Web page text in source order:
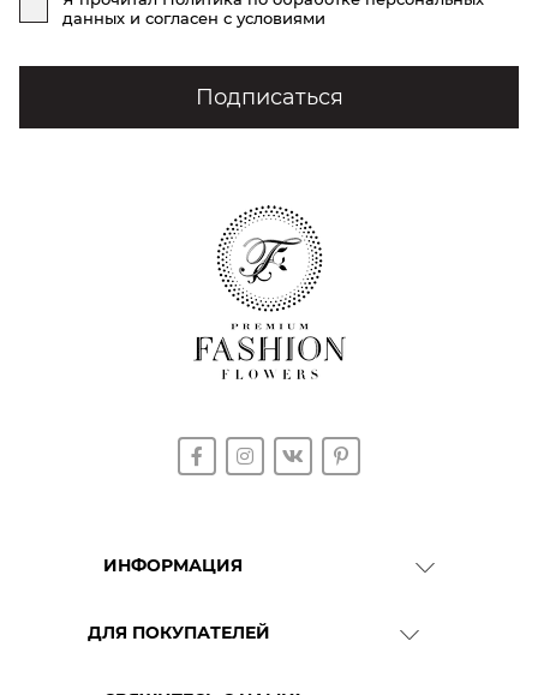
данных и согласен с условиями
Подписаться
ИНФОРМАЦИЯ
ДЛЯ ПОКУПАТЕЛЕЙ